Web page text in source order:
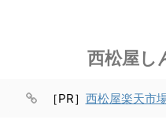
西松屋し
［PR］ 西松屋楽天市